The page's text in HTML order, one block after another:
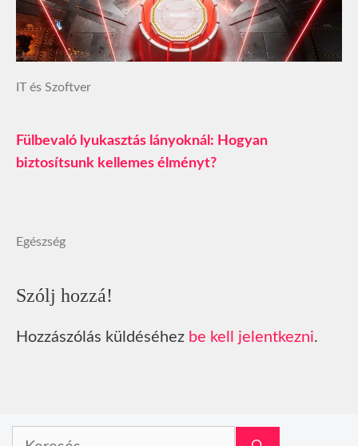
IT és Szoftver
Fülbevaló lyukasztás lányoknál: Hogyan
biztosítsunk kellemes élményt?
Egészség
Szólj hozzá!
Hozzászólás küldéséhez be kell jelentkezni.